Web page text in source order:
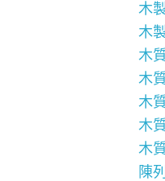
木
木
木
木
木
木
木
陳